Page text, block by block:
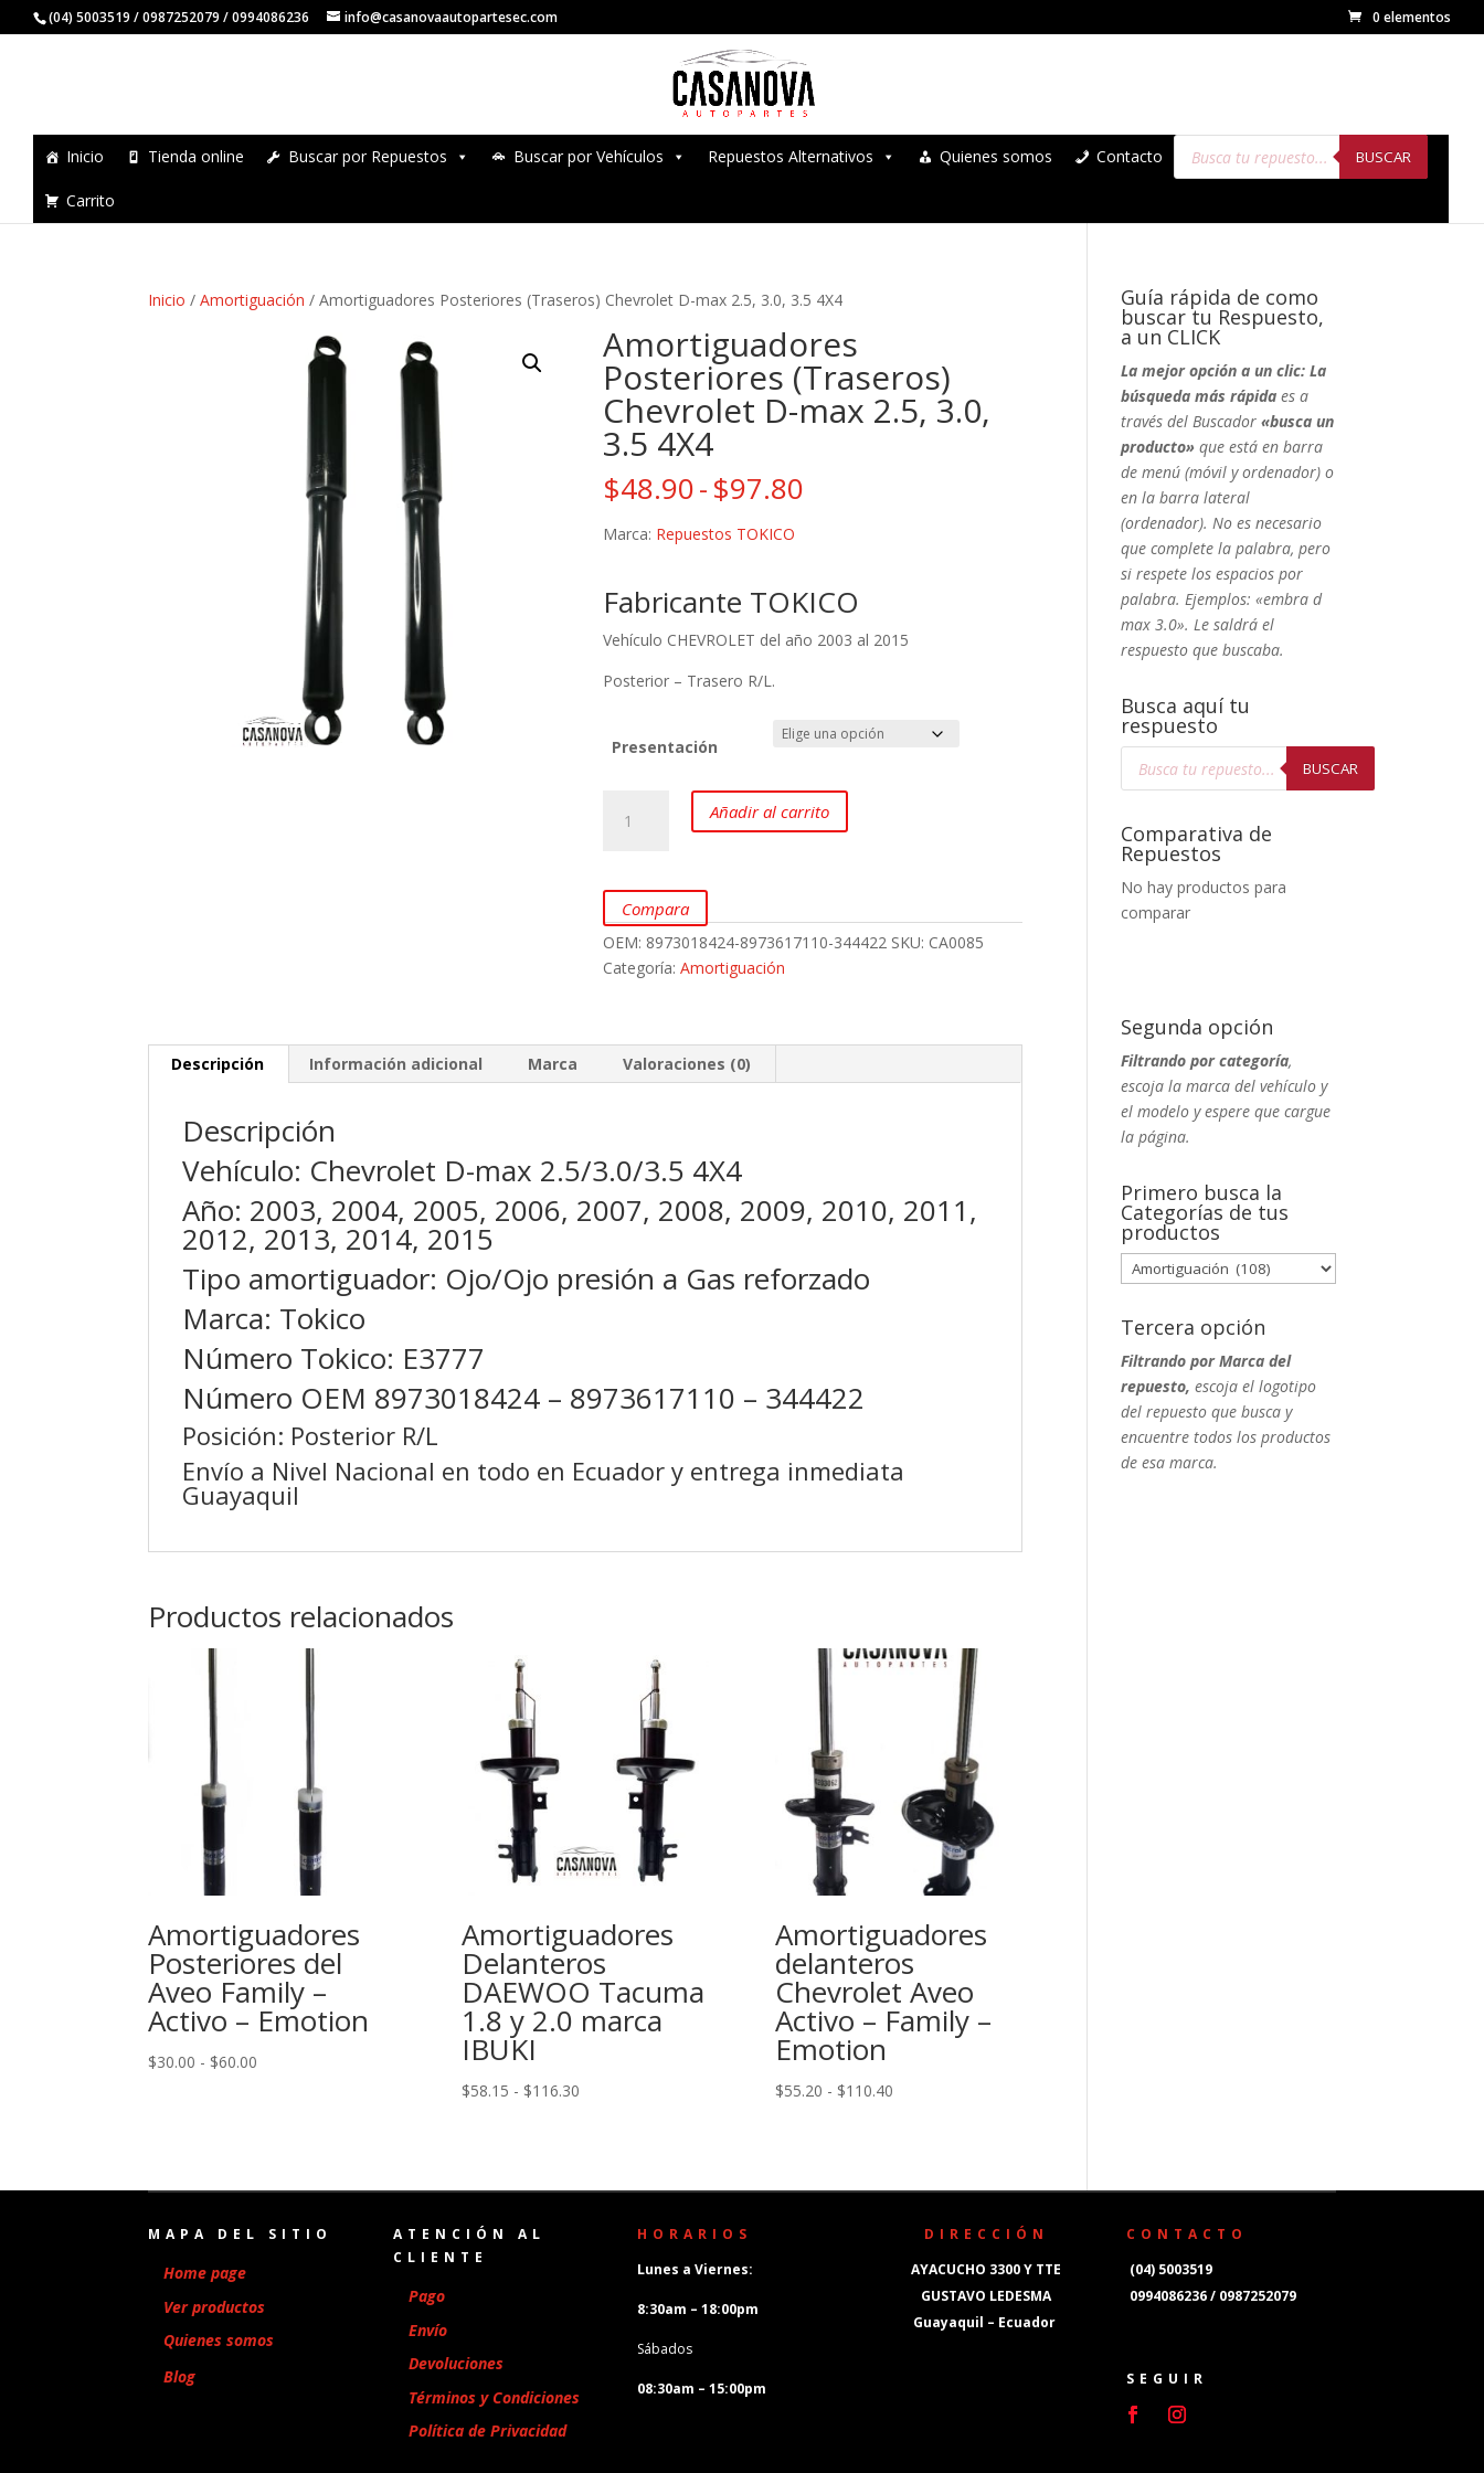
(04) 5003519 / 0987252079 / 0994086236 info@casanovaautopartesec.com 0 elementos
Inicio Tienda online Buscar por Repuestos Buscar por Vehículos Repuestos Alternativos Quienes somos Contacto
Búsqueda
productos
BUSCAR
Carrito
Inicio /Amortiguación / Amortiguadores Posteriores (Traseros) Chevrolet D-max 2.5, 3.0, 3.5 4X4
Amortiguadores
Posteriores (Traseros)
Chevrolet D-max 2.5, 3.0,
3.5 4X4
$48.90-$97.80
$48.90
hasta
$97.80
Marca: Repuestos TOKICO
Fabricante TOKICO
Vehículo CHEVROLET del año 2003 al 2015
Posterior – Trasero R/L.
Presentación
Amortiguadores
Posteriores
max
2.5,
3.0,
cantidad
Añadir al carrito
Compara
OEM: 8973018424-8973617110-344422 SKU: CA0085
Categoría:Amortiguación
Descripción Información adicional Marca Valoraciones (0)
Descripción
Vehículo: Chevrolet D-max 2.5/3.0/3.5 4X4
Año: 2003, 2004, 2005, 2006, 2007, 2008, 2009, 2010, 2011,
2012, 2013, 2014, 2015
Tipo amortiguador: Ojo/Ojo presión a Gas reforzado
Marca: Tokico
Número Tokico: E3777
Número OEM 8973018424 – 8973617110 – 344422
Posición: Posterior R/L
Envío a Nivel Nacional en todo en Ecuador y entrega inmediata
Guayaquil
Productos relacionados
Amortiguadores
Posteriores del
Aveo Family –
Activo – Emotion
$30.00 - $60.00
hasta
Amortiguadores
Delanteros
DAEWOO Tacuma
1.8 y 2.0 marca
IBUKI
$58.15 - $116.30Rango
$58.15
Amortiguadores
delanteros
Chevrolet Aveo
Activo – Family –
Emotion
$55.20 - $110.40Rango
$55.20
$110.40
Guía rápida de como
buscar tu Respuesto,
a un CLICK
La mejor opción a un clic: La
búsqueda más rápida es a
través del Buscador «busca un
producto» que está en barra
de menú (móvil y ordenador) o
en la barra lateral
(ordenador). No es necesario
que complete la palabra, pero
si respete los espacios por
palabra. Ejemplos: «embra d
max 3.0». Le saldrá el
respuesto que buscaba.
Busca aquí tu
respuesto
Búsqueda
BUSCAR
Comparativa de
Repuestos
No hay productos para
comparar
Segunda opción
Filtrando por categoría,
escoja la marca del vehículo y
el modelo y espere que cargue
la página.
Primero busca la
Categorías de tus
productos
Tercera opción
Filtrando por Marca del
repuesto, escoja el logotipo
del repuesto que busca y
encuentre todos los productos
de esa marca.
MAPA DEL SITIO
Home page
Ver productos
Quienes somos
Blog
ATENCIÓN AL
CLIENTE
Pago
Envío
Devoluciones
Términos y Condiciones
Política de Privacidad
HORARIOS
Lunes a Viernes:
8:30am – 18:00pm
Sábados
08:30am – 15:00pm
DIRECCIÓN
AYACUCHO 3300 Y TTE
GUSTAVO LEDESMA
Guayaquil – Ecuador
CONTACTO
(04) 5003519
0994086236 / 0987252079
SEGUIR